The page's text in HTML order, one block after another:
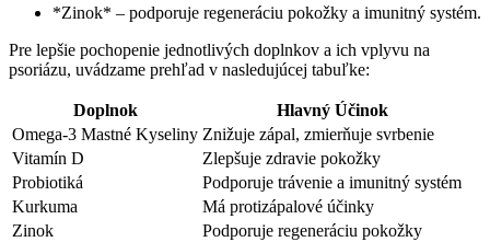
*Zinok* – ​podporuje regeneráciu pokožky a imunitný systém.
Pre lepšie pochopenie ⁤jednotlivých doplnkov a ich⁣ vplyvu na
psoriázu, uvádzame prehľad ‌v nasledujúcej tabuľke:
Doplnok
Hlavný Účinok
Omega-3 Mastné Kyseliny Znižuje zápal, zmierňuje svrbenie
Vitamín D
Zlepšuje zdravie pokožky
Probiotiká
Podporuje trávenie a imunitný systém
Kurkuma
Má protizápalové účinky
Zinok
Podporuje regeneráciu pokožky